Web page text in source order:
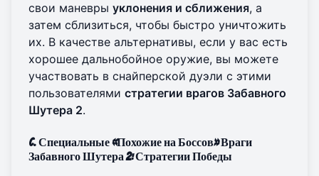
свои маневры уклонения и сближения, а
затем сблизиться, чтобы быстро уничтожить
их. В качестве альтернативы, если у вас есть
хорошее дальнобойное оружие, вы можете
участвовать в снайперской дуэли с этими
пользователями стратегии врагов Забавного
Шутера 2.
C. Специальные «Похожие на Боссов» Враги
Забавного Шутера 2: Стратегии Победы